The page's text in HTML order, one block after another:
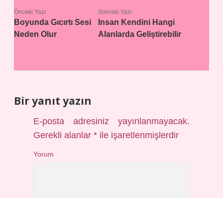
Önceki Yazı
Boyunda Gıcırtı Sesi
Neden Olur
Sonraki Yazı
Insan Kendini Hangi
Alanlarda Geliştirebilir
Bir yanıt yazın
E-posta adresiniz yayınlanmayacak.
Gerekli alanlar* ile işaretlenmişlerdir
Yorum